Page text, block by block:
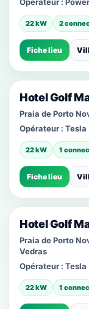
22 kW 2
Fiche lieu
Hotel Golf
Praia de Porto
Opérateur : Tesla
22 kW 1
Fiche lieu
Hotel Golf
Praia de Porto
Vedras
Opérateur : Tesla
22 kW 1